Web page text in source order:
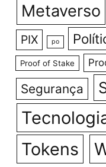
Metaverso
PIX po
Proof of Stake
Segurança
Tokens